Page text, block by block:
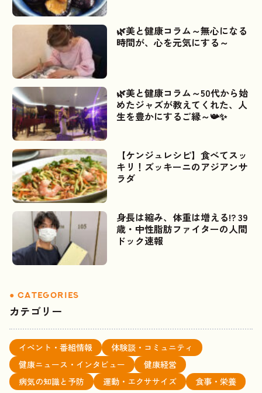
🌿美と健康コラム～無心になる
時間が、心を元気にする～
🌿美と健康コラム～50代から始
めたジャズが教えてくれた、人
生を豊かにするご縁～📯✨
【ケンジュレシピ】食べてスッ
キリ！ズッキーニのアジアンサ
ラダ
身長は縮み、体重は増える!? 39
歳・中性脂肪ファイターの人間
ドック速報
カテゴリー
イベント・番組情報
体験談・コミュニティ
健康ニュース・インタビュー
健康経営
病気の知識と予防
運動・エクササイズ 食事・栄養